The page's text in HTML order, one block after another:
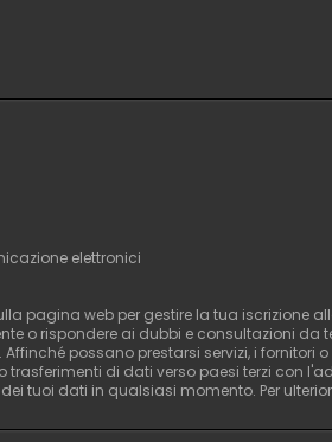
elettronici
pagina web per gestire la tua iscrizione
o rispondere ai dubbi e consultazioni da
possano prestarsi servizi, i fornitori
di dati verso paesi terzi con
tuoi dati in qualsiasi momento. Per